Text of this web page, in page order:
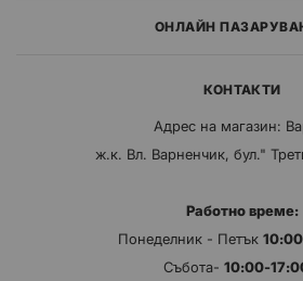
ОНЛАЙН
КОНТАКТИ
Адрес на магазин:
ж.к. Вл. Варненчик, бул."
Работно време:
Понеделник - Петък
Събота- 10:00-